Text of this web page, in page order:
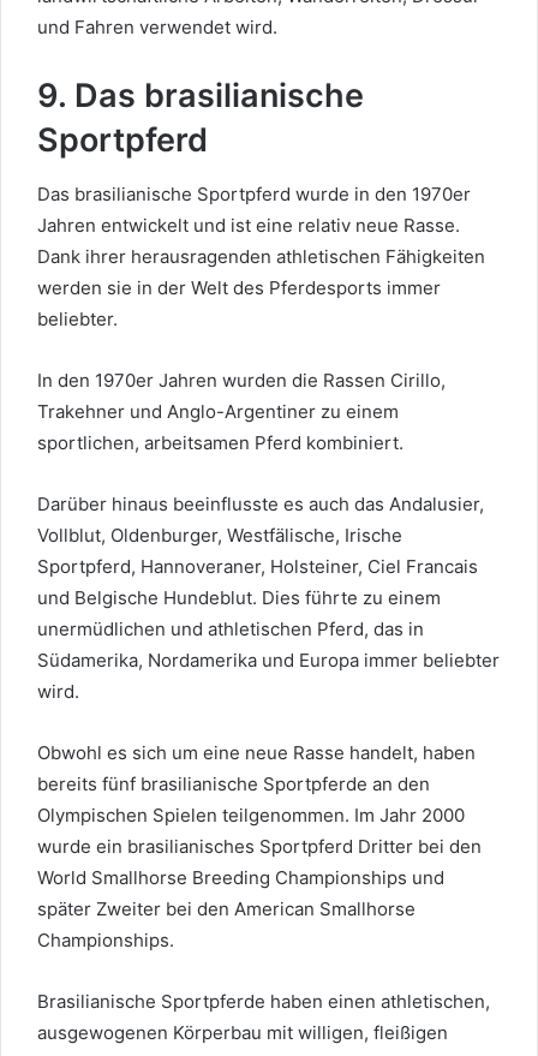
und Fahren verwendet wird.
9. Das brasilianische
Sportpferd
Das brasilianische Sportpferd wurde in den 1970er
Jahren entwickelt und ist eine relativ neue Rasse.
Dank ihrer herausragenden athletischen Fähigkeiten
werden sie in der Welt des Pferdesports immer
beliebter.
In den 1970er Jahren wurden die Rassen Cirillo,
Trakehner und Anglo-Argentiner zu einem
sportlichen, arbeitsamen Pferd kombiniert.
Darüber hinaus beeinflusste es auch das Andalusier,
Vollblut, Oldenburger, Westfälische, Irische
Sportpferd, Hannoveraner, Holsteiner, Ciel Francais
und Belgische Hundeblut. Dies führte zu einem
unermüdlichen und athletischen Pferd, das in
Südamerika, Nordamerika und Europa immer beliebter
wird.
Obwohl es sich um eine neue Rasse handelt, haben
bereits fünf brasilianische Sportpferde an den
Olympischen Spielen teilgenommen. Im Jahr 2000
wurde ein brasilianisches Sportpferd Dritter bei den
World Smallhorse Breeding Championships und
später Zweiter bei den American Smallhorse
Championships.
Brasilianische Sportpferde haben einen athletischen,
ausgewogenen Körperbau mit willigen, fleißigen